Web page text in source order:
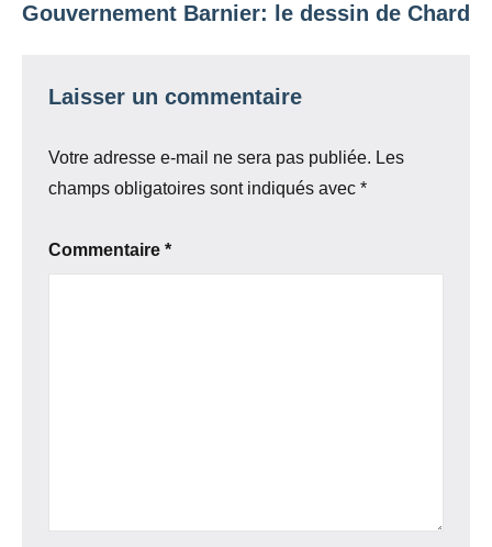
Gouvernement Barnier: le dessin de Chard
Laisser un commentaire
Votre adresse e-mail ne sera pas publiée. Les
champs obligatoires sont indiqués avec *
Commentaire *